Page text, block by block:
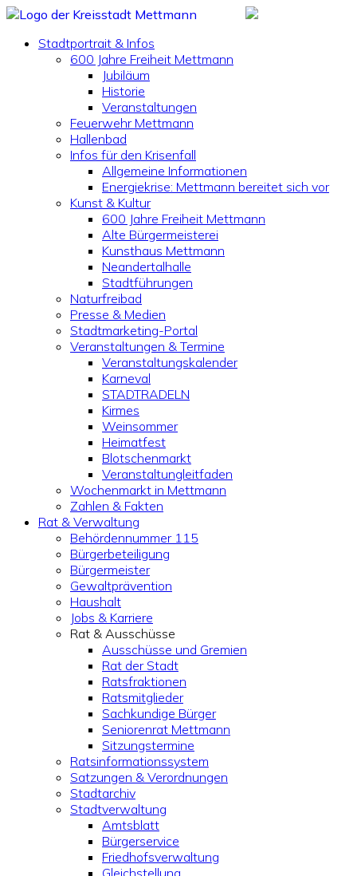
Stadtportrait & Infos
600 Jahre Freiheit Mettmann
Jubiläum
Historie
Veranstaltungen
Feuerwehr Mettmann
Hallenbad
Infos für den Krisenfall
Allgemeine Informationen
Energiekrise: Mettmann bereitet sich vor
Kunst & Kultur
600 Jahre Freiheit Mettmann
Alte Bürgermeisterei
Kunsthaus Mettmann
Neandertalhalle
Stadtführungen
Naturfreibad
Presse & Medien
Stadtmarketing-Portal
Veranstaltungen & Termine
Veranstaltungskalender
Karneval
STADTRADELN
Kirmes
Weinsommer
Heimatfest
Blotschenmarkt
Veranstaltungleitfaden
Wochenmarkt in Mettmann
Zahlen & Fakten
Rat & Verwaltung
Behördennummer 115
Bürgerbeteiligung
Bürgermeister
Gewaltprävention
Haushalt
Jobs & Karriere
Rat & Ausschüsse
Ausschüsse und Gremien
Rat der Stadt
Ratsfraktionen
Ratsmitglieder
Sachkundige Bürger
Seniorenrat Mettmann
Sitzungstermine
Ratsinformationssystem
Satzungen & Verordnungen
Stadtarchiv
Stadtverwaltung
Amtsblatt
Bürgerservice
Friedhofsverwaltung
Gleichstellung